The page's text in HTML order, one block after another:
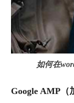
如何在
Google AMP（